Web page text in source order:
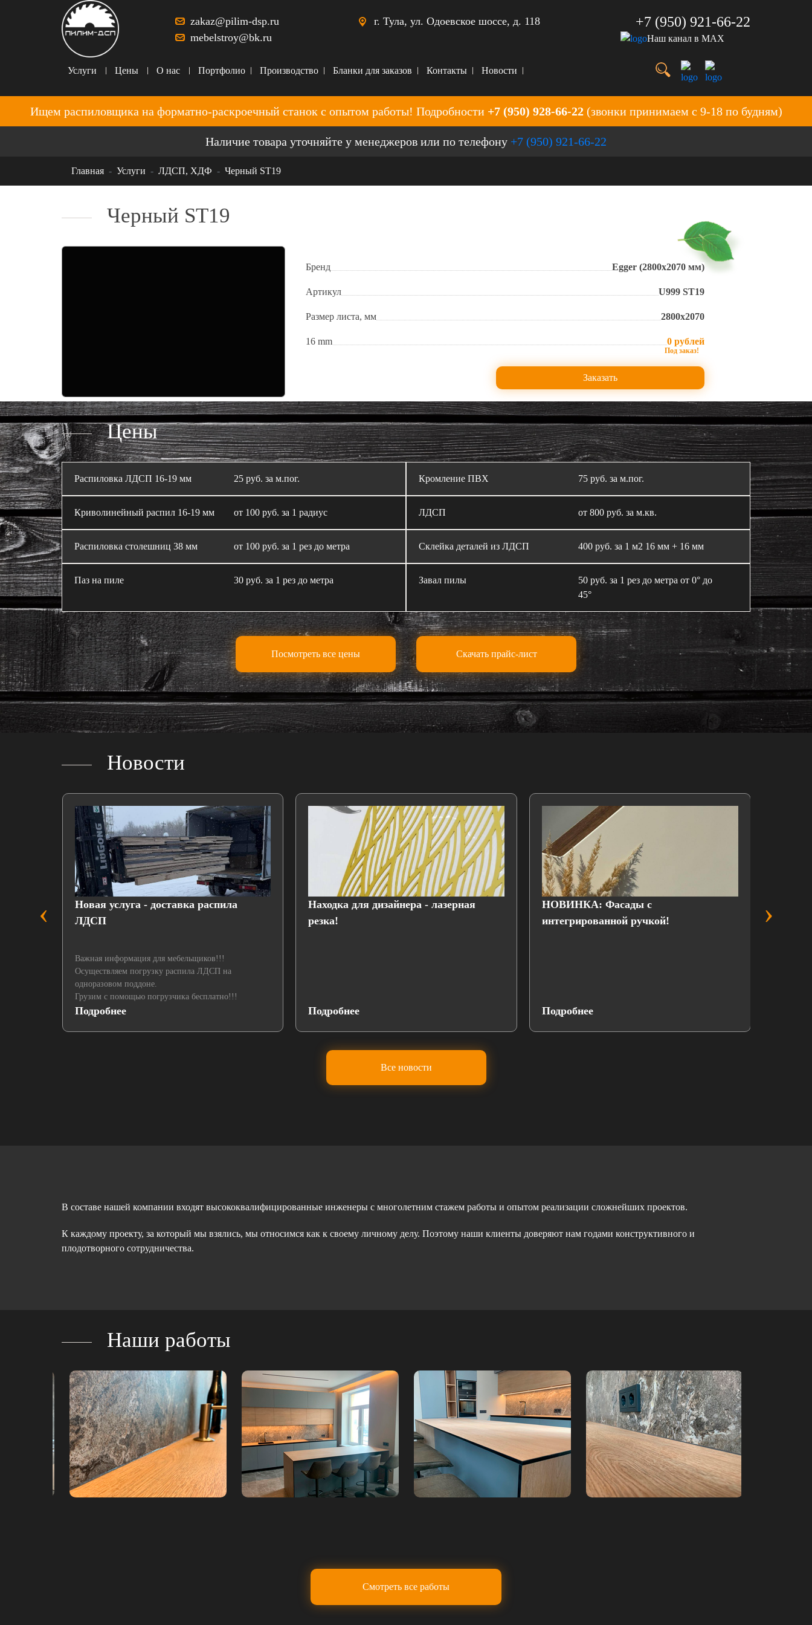
zakaz@pilim-dsp.ru
mebelstroy@bk.ru
г. Тула, ул. Одоевское шоссе, д. 118 +7 (950) 921-66-22
Наш канал в MAX
Услуги Цены О нас Портфолио Производство Бланки для заказов Контакты Новости
Ищем распиловщика на форматно-раскроечный станок с опытом работы! Подробности +7 (950) 928-66-22(звонки принимаем с 9-18 по будням)
Наличие товара уточняйте у менеджеров или по телефону +7 (950) 921-66-22
Главная Услуги ЛДСП, ХДФ Черный ST19
Черный ST19
Бренд Egger (2800х2070 мм)
Артикул U999 ST19
Размер листа, мм 2800х2070
16 mm 0 рублей
Заказать
Цены
Распиловка ЛДСП 16‑19 мм 25 руб. за м.пог. Кромление ПВХ 75 руб. за м.пог.
Криволинейный распил 16‑19 мм от 100 руб. за 1 радиус ЛДСП от 800 руб. за м.кв.
Распиловка столешниц 38 мм от 100 руб. за 1 рез до метра Склейка деталей из ЛДСП 400 руб. за 1 м2 16 мм + 16 мм
Паз на пиле 30 руб. за 1 рез до метра Завал пилы
50 руб. за 1 рез до метра от 0° до
45°
Посмотреть все цены Скачать прайс-лист
Новости
Новая услуга - доставка распила
ЛДСП
Важная информация для мебельщиков!!!
Осуществляем погрузку распила ЛДСП на
одноразовом поддоне.
Грузим с помощью погрузчика бесплатно!!!
Подробнее
Находка для дизайнера - лазерная
резка!
Подробнее
НОВИНКА: Фасады с
интегрированной ручкой!
Подробнее
‹ ›
Все новости
В составе нашей компании входят высококвалифицированные инженеры с многолетним стажем работы и опытом реализации сложнейших проектов.
К каждому проекту, за который мы взялись, мы относимся как к своему личному делу. Поэтому наши клиенты доверяют нам годами конструктивного и
плодотворного сотрудничества.
Наши работы
Смотреть все работы